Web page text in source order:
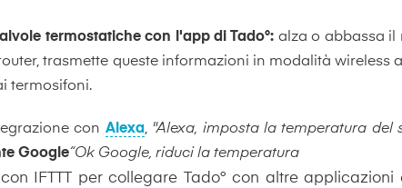
termostatiche con l'app di Tado°: alza o abbassa il
trasmette queste informazioni in modalità wireless
termosifoni.
con Alexa, "Alexa, imposta la temperatura del
Google“Ok Google, riduci la temperatura
IFTTT per collegare Tado° con altre applicazioni